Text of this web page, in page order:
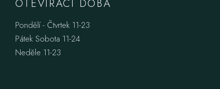
OTEVÍRACÍ DOBA
Pondělí - Čtvrtek 11-23
Pátek Sobota 11-24
Neděle 11-23